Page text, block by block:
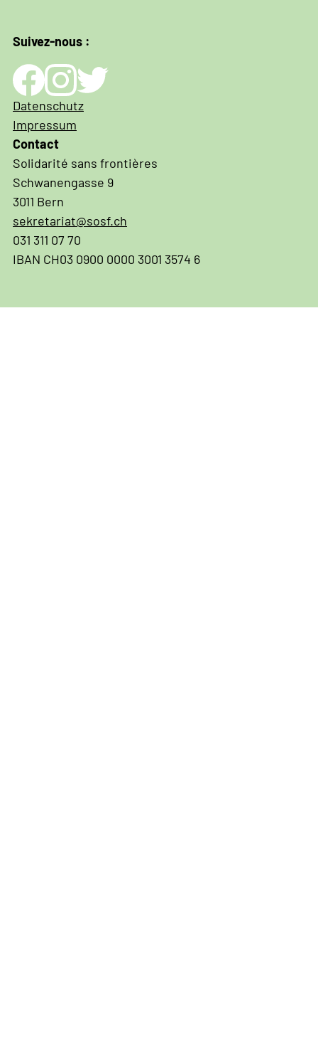
Suivez-nous :
Impressum
und
Datenschutz
Datenschutz
Impressum
Contact
Solidarité sans frontières
Schwanengasse 9
3011 Bern
sekretariat@sosf.ch
031 311 07 70
IBAN CH03 0900 0000 3001 3574 6